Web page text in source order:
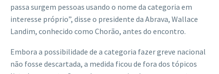
passa surgem pessoas usando o nome da categoria em
interesse próprio”, disse o presidente da Abrava, Wallace
Landim, conhecido como Chorão, antes do encontro.
Embora a possibilidade de a categoria fazer greve nacional
não fosse descartada, a medida ficou de fora dos tópicos